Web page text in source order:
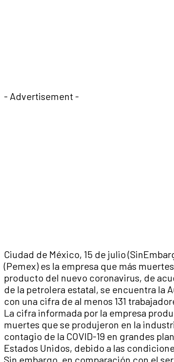
- Advertisement -
Ciudad de México, 15 de julio
(Pemex) es la empresa que más
producto del nuevo coronavirus, de
de la petrolera estatal, se encuentra la
con una cifra de al menos 131
La cifra informada por la empresa
muertes que se produjeron en la
contagio de la COVID-19 en grandes
Estados Unidos, debido a las
Sin embargo, en comparación con el